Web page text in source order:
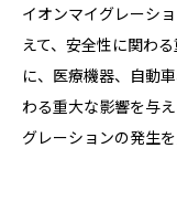
イオンマイグレーシ
えて、安全性に関わ
に、医療機器、自動
わる重大な影響を与
グレーションの発生